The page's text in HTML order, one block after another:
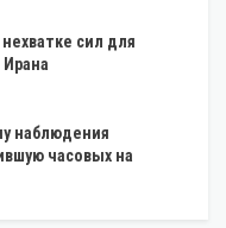
сил для
наблюдения
часовых на